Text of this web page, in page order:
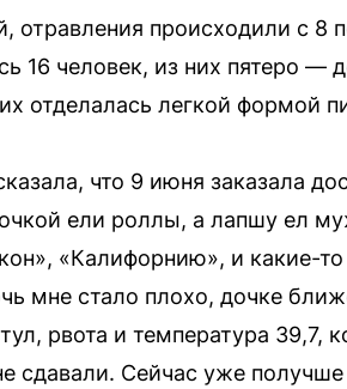
отравления происходили с 8
16 человек, из них пятеро —
отделалась легкой формой
что 9 июня заказала
ели роллы, а лапшу ел
«Калифорнию», и какие-
мне стало плохо, дочке
рвота и температура 39,7,
сдавали. Сейчас уже